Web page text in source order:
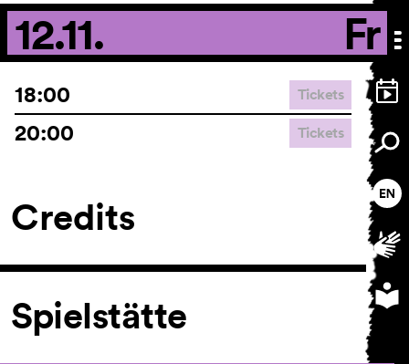
12.11. Fr
18:00 Tickets
20:00 Tickets
Credits
Spielstätte